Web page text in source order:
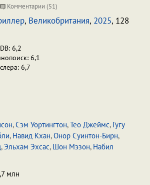
Комментарии (51)
, Великобритания, 2025, 128
6,2
6,1
6,7
,Сэм Уортингтон,Тео Джеймс, Гугу
, Навид Кхан,Онор Суинтон-Бирн,
,Эльхам Эхсас, Шон Мэзон, Набил
млн